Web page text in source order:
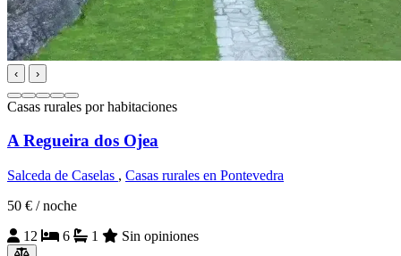
‹ ›
Casas rurales por habitaciones
A Regueira dos Ojea
Salceda de Caselas , Casas rurales en Pontevedra
50 € / noche
12
6 1 Sin opiniones